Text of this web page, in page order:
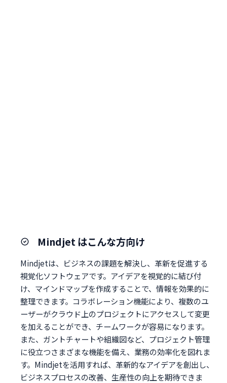
Mindjet はこんな方向け
Mindjetは、ビジネスの課題を解決し、革新を促進する
視覚化ソフトウェアです。アイデアを視覚的に結び付
け、マインドマップを作成することで、情報を効果的に
整理できます。コラボレーション機能により、複数のユ
ーザーがクラウド上のプロジェクトにアクセスして変更
を加えることができ、チームワークが容易になります。
また、ガントチャートや組織図など、プロジェクト管理
に役立つさまざまな機能を備え、業務の効率化を図れま
す。Mindjetを活用すれば、革新的なアイデアを創出し、
ビジネスプロセスの改善、生産性の向上を期待できま